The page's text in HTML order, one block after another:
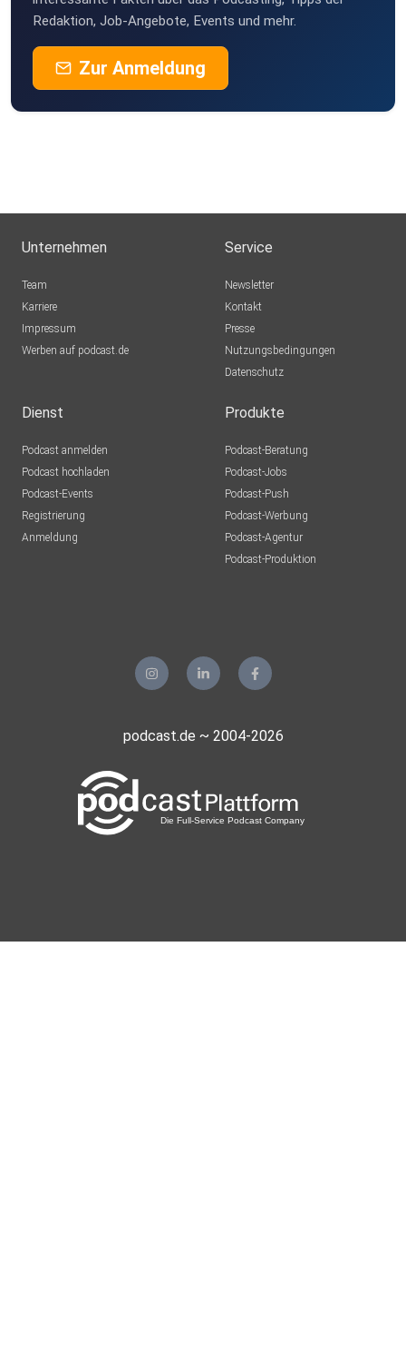
Redaktion, Job-Angebote, Events und mehr.
Zur Anmeldung
Unternehmen
Team
Karriere
Impressum
Werben auf podcast.de
Service
Newsletter
Kontakt
Presse
Nutzungsbedingungen
Datenschutz
Dienst
Podcast anmelden
Podcast hochladen
Podcast-Events
Registrierung
Anmeldung
Produkte
Podcast-Beratung
Podcast-Jobs
Podcast-Push
Podcast-Werbung
Podcast-Agentur
Podcast-Produktion
podcast.de ~ 2004-2026